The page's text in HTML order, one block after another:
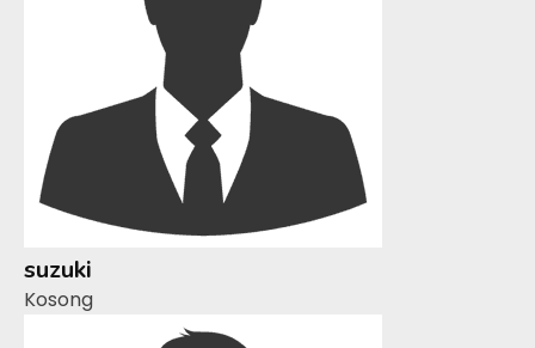
suzuki
Kosong